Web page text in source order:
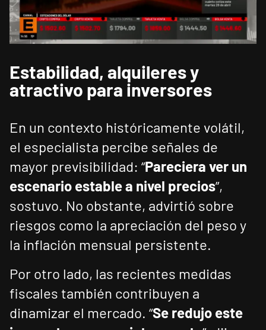
Estabilidad, alquileres y
atractivo para inversores
En un contexto históricamente volátil,
el especialista percibe señales de
mayor previsibilidad: “Pareciera ver un
escenario estable a nivel precios”,
sostuvo. No obstante, advirtió sobre
riesgos como la apreciación del peso y
la inflación mensual persistente.
Por otro lado, las recientes medidas
fiscales también contribuyen a
dinamizar el mercado. “Se redujo este